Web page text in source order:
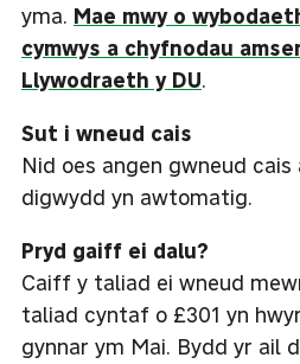
yma. Mae mwy o
cymwys a chyfnodau
Llywodraeth y DU.
Sut i wneud cais
Nid oes angen gwneud cais
digwydd yn awtomatig.
Pryd gaiff ei dalu?
Caiff y taliad ei wneud
taliad cyntaf o £301 yn
gynnar ym Mai. Bydd yr ail